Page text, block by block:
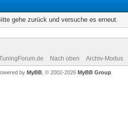
gehe zurück und versuche es erneut.
Nach oben Archiv-Modus
by MyBB , © 2002-2026 MyBB Group